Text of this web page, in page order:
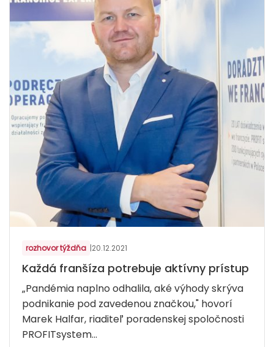
rozhovor týždňa |20.12.2021
Každá franšíza potrebuje aktívny prístup
„Pandémia naplno odhalila, aké výhody skrýva
podnikanie pod zavedenou značkou," hovorí
Marek Halfar, riaditeľ poradenskej spoločnosti
PROFITsystem...